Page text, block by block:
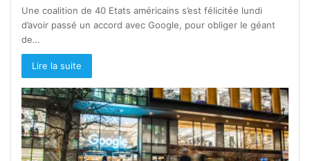
Une coalition de 40 Etats américains s’est félicitée lundi
d’avoir passé un accord avec Google, pour obliger le géant
de…
Lire la suite